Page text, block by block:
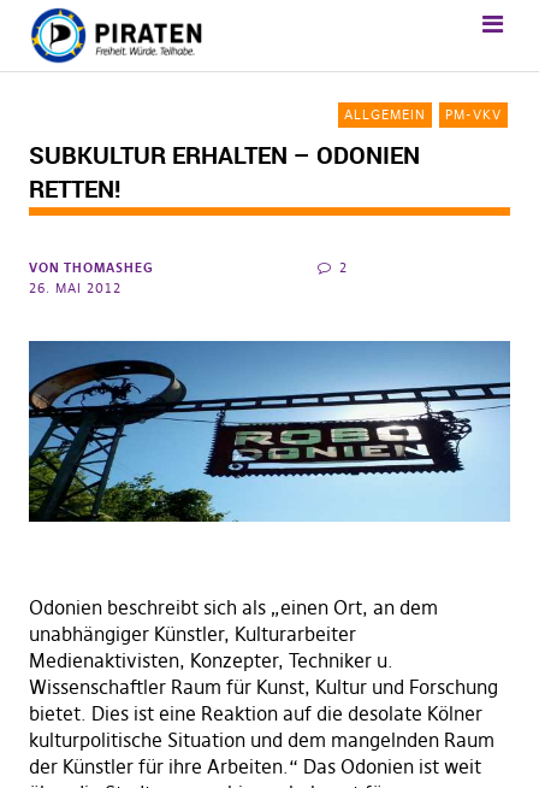
ALLGEMEIN PM-VKV
SUBKULTUR ERHALTEN – ODONIEN
RETTEN!
VON THOMASHEG
26. MAI 2012
2
Odonien beschreibt sich als „einen Ort, an dem
unabhängiger Künstler, Kulturarbeiter
Medienaktivisten, Konzepter, Techniker u.
Wissenschaftler Raum für Kunst, Kultur und Forschung
bietet. Dies ist eine Reaktion auf die desolate Kölner
kulturpolitische Situation und dem mangelnden Raum
der Künstler für ihre Arbeiten.“ Das Odonien ist weit